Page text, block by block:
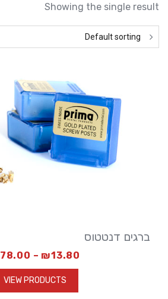
Showing the single result
ברגים דנטטוס
₪13.80
–
78.00
VIEW PRODUCTS